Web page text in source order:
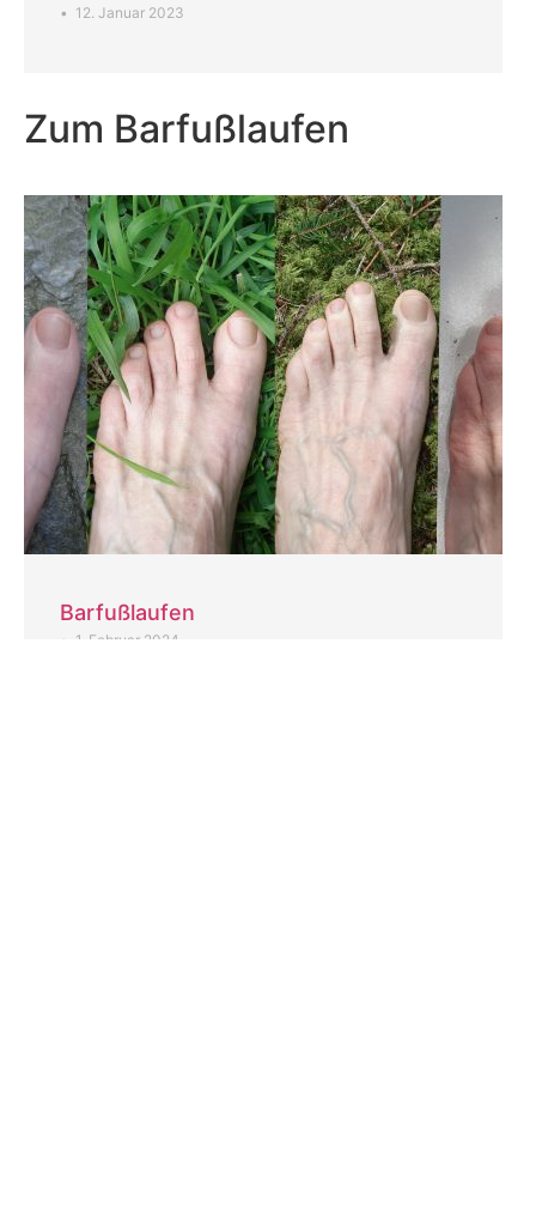
• 12. Januar 2023
Zum Barfußlaufen
Barfußlaufen
• 1. Februar 2024